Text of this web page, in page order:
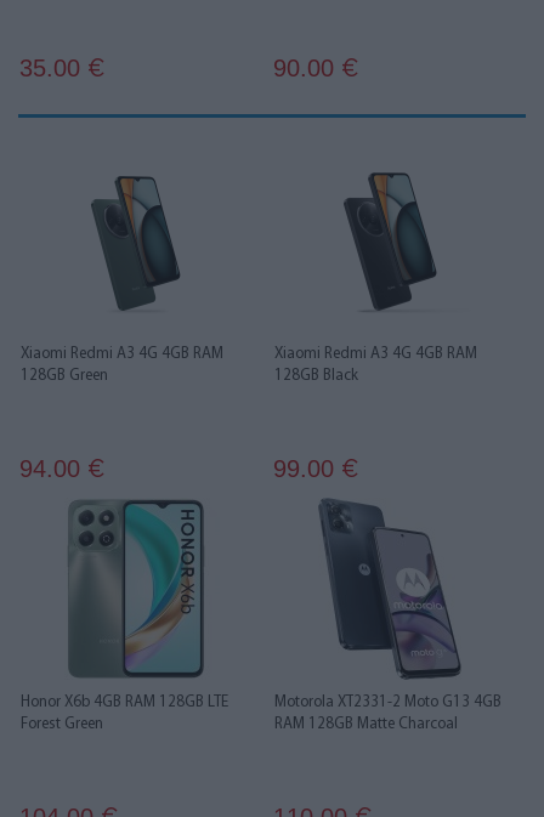
35.00 € 90.00 €
Xiaomi Redmi A3 4G 4GB RAM
128GB Green
94.00 €
Xiaomi Redmi A3 4G 4GB RAM
128GB Black
99.00 €
Honor X6b 4GB RAM 128GB LTE
Forest Green
Motorola XT2331-2 Moto G13 4GB
RAM 128GB Matte Charcoal